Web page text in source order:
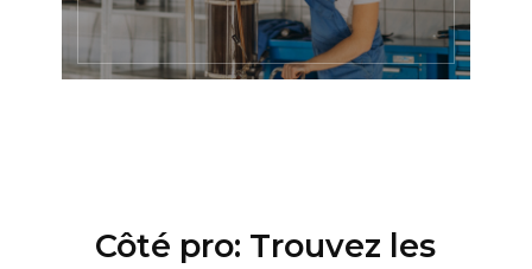
Côté pro: Trouvez les